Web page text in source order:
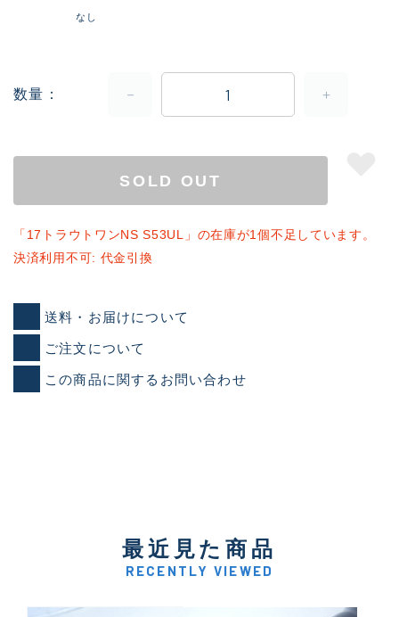
なし
数量
SOLD OUT
「17トラウトワンNS S53UL」の在庫が1個不足しています。
決済利用不可: 代金引換
送料・お届けについて
ご注文について
この商品に関するお問い合わせ
最近見た商品
RECENTLY VIEWED